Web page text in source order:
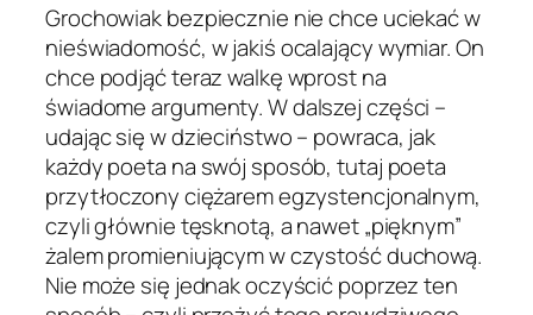
Grochowiak bezpiecznie nie chce uciekać w
nieświadomość, w jakiś ocalający wymiar. On
chce podjąć teraz walkę wprost na
świadome argumenty. W dalszej części –
udając się w dzieciństwo – powraca, jak
każdy poeta na swój sposób, tutaj poeta
przytłoczony ciężarem egzystencjonalnym,
czyli głównie tęsknotą, a nawet „pięknym”
żalem promieniującym w czystość duchową.
Nie może się jednak oczyścić poprzez ten